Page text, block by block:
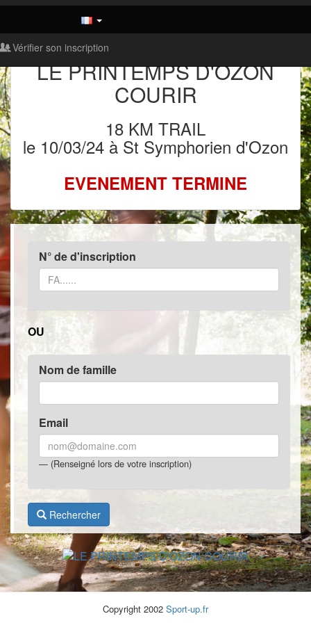
Vérifier son inscription
LE PRINTEMPS D'OZON
COURIR
18 KM TRAIL
le 10/03/24 à St Symphorien d'Ozon
EVENEMENT TERMINE
N° de d'inscription
OU
Nom de famille
Email
(Renseigné lors de votre inscription)
Rechercher
Copyright 2002 Sport-up.fr